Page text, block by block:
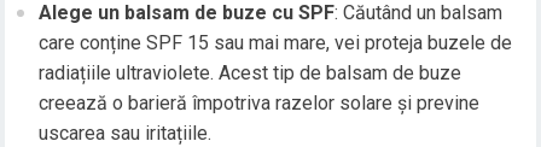
Alege un balsam de buze cu SPF: Căutând un balsam
care conține SPF 15 sau mai mare, vei proteja buzele de
radiațiile ultraviolete. Acest tip de balsam de buze
creează o barieră împotriva razelor solare și previne
uscarea sau iritațiile.